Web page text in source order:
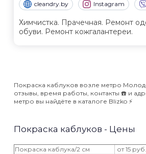
cleandry.by Instagram
Химчистка. Прачечная. Ремонт
обуви. Ремонт кожгалантереи.
Покраска каблуков возле метро
отзывы, время работы, контакты ☎️ и
метро вы найдёте в каталоге Blizko ⚡️
Покраска каблуков - Цены
Покраска каблука/2 см
от 15 руб.